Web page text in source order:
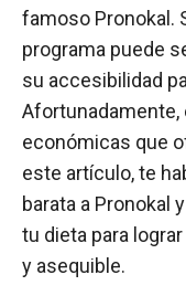
famoso Pronokal.
programa puede
su accesibilidad
económicas que
este artículo, te
barata a Pronokal
tu dieta para
y asequible.